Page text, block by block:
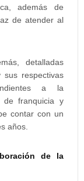
además de
de atender al
detalladas
sus respectivas
a la
de franquicia y
contar con un
años.
de la